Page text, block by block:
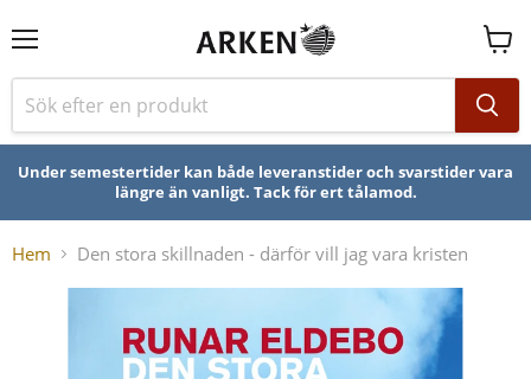
Se
Under semestertider kan både leveranstider och svarstider vara
längre än vanligt. Tack för ert tålamod.
Hem Den stora skillnaden - därför vill jag vara kristen